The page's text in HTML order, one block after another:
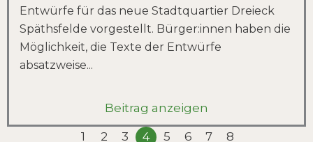
Entwürfe für das neue Stadtquartier Dreieck
Späthsfelde vorgestellt. Bürger:innen haben die
Möglichkeit, die Texte der Entwürfe
absatzweise...
Beitrag anzeigen
1 2 3 4 5 6 7 8